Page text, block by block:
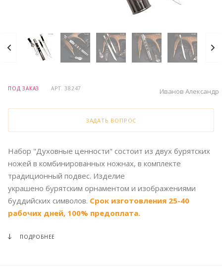
ПОД ЗАКАЗ АРТ.38247 Иванов Александр
ЗАДАТЬ ВОПРОС
Набор "Духовные ценности" состоит из двух бурятских
ножей в комбинированных ножнах, в комплекте
традиционный подвес. Изделие
украшено бурятским орнаментом и изображениями
буддийских символов. Срок изготовления 25-40
рабочих дней, 100% предоплата.
ПОДРОБНЕЕ